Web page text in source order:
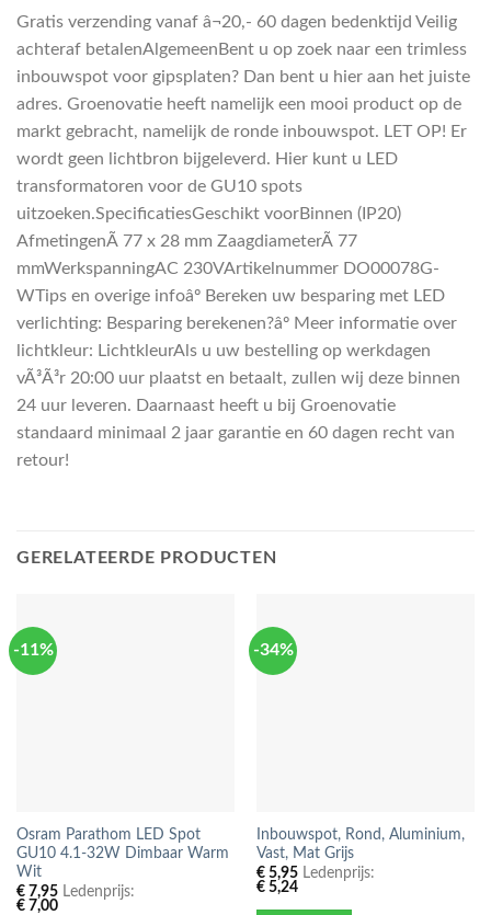
Gratis verzending vanaf â¬20,- 60 dagen bedenktijd Veilig
achteraf betalenAlgemeenBent u op zoek naar een trimless
inbouwspot voor gipsplaten? Dan bent u hier aan het juiste
adres. Groenovatie heeft namelijk een mooi product op de
markt gebracht, namelijk de ronde inbouwspot. LET OP! Er
wordt geen lichtbron bijgeleverd. Hier kunt u LED
transformatoren voor de GU10 spots
uitzoeken.SpecificatiesGeschikt voorBinnen (IP20)
AfmetingenÃ 77 x 28 mm ZaagdiameterÃ 77
mmWerkspanningAC 230VArtikelnummer DO00078G-
WTips en overige infoâº Bereken uw besparing met LED
verlichting: Besparing berekenen?âº Meer informatie over
lichtkleur: LichtkleurAls u uw bestelling op werkdagen
vÃ³Ã³r 20:00 uur plaatst en betaalt, zullen wij deze binnen
24 uur leveren. Daarnaast heeft u bij Groenovatie
standaard minimaal 2 jaar garantie en 60 dagen recht van
retour!
GERELATEERDE PRODUCTEN
-11%
Osram Parathom LED Spot
GU10 4.1-32W Dimbaar Warm
Wit
€7,95Ledenprijs:
€7,00
-34%
Inbouwspot, Rond, Aluminium,
Vast, Mat Grijs
€5,95Ledenprijs:
€5,24